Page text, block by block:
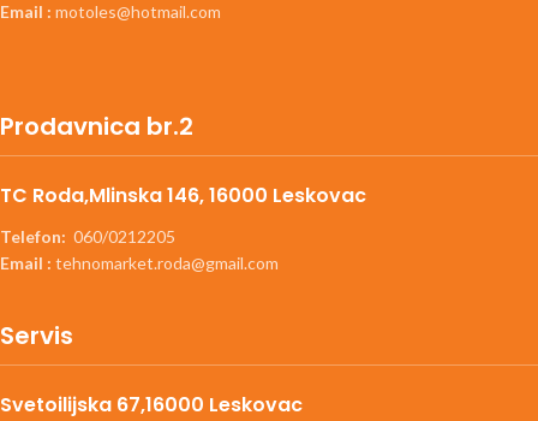
Email : motoles@hotmail.com
Prodavnica br.2
TC Roda,Mlinska 146, 16000 Leskovac
Telefon: 060/0212205
Email : tehnomarket.roda@gmail.com
Servis
Svetoilijska 67,16000 Leskovac